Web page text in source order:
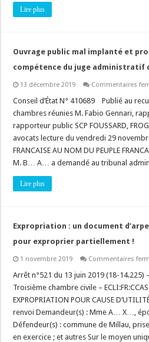
Lire plus
Ouvrage public mal implanté et
compétence du juge administratif
13 décembre 2019 Commentaires
Conseil d’État N° 410689 Publié au
chambres réunies M. Fabio Gennari,
rapporteur public SCP FOUSSARD,
avocats lecture du vendredi 29
FRANCAISE AU NOM DU PEUPLE
M. B… A… a demandé au tribunal
Lire plus
Expropriation : un document
pour exproprier partiellement !
1 novembre 2019 Commentaires
Arrêt n°521 du 13 juin 2019 (18-14.225)
Troisième chambre civile –
EXPROPRIATION POUR CAUSE
renvoi Demandeur(s) : Mme A… X…,
Défendeur(s) : commune de Millau,
en exercice ; et autres Sur le moyen